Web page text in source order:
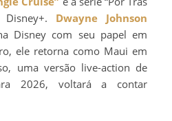
Dwayne Johnson
Disney com seu papel em
ele retorna como Maui em
uma versão live-action de
2026, voltará a contar